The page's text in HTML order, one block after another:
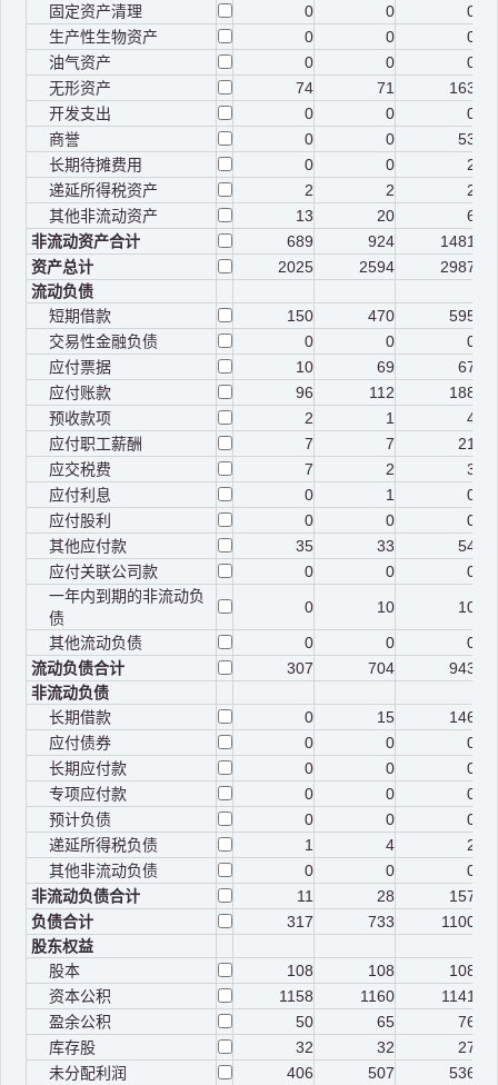
固定资产清理
0 0
0
生产性生物资产
0 0
0
油气资产
0 0
0
无形资产
74 71
163
开发支出
0 0
0
商誉
0 0
53
长期待摊费用
0 0
2
递延所得税资产
2 2
2
其他非流动资产
13 20
6
非流动资产合计
689 924
1481
资产总计
2025 2594
2987
流动负债
短期借款
150 470
595
交易性金融负债
0 0
0
应付票据
10 69
67
应付账款
96 112
188
预收款项
2 1
4
应付职工薪酬
7 7
21
应交税费
7 2
3
应付利息
0 1
0
应付股利
0 0
0
其他应付款
35 33
54
应付关联公司款
0 0
0
一年内到期的非流动负
债
0 10
10
其他流动负债
0 0
0
流动负债合计
307 704
943
非流动负债
长期借款
0 15
146
应付债券
0 0
0
长期应付款
0 0
0
专项应付款
0 0
0
预计负债
0 0
0
递延所得税负债
1 4
2
其他非流动负债
0 0
0
非流动负债合计
11 28
157
负债合计
317 733
1100
股东权益
股本
108 108
108
资本公积
1158 1160
1141
盈余公积
50 65
76
库存股
32 32
27
未分配利润
406 507
536